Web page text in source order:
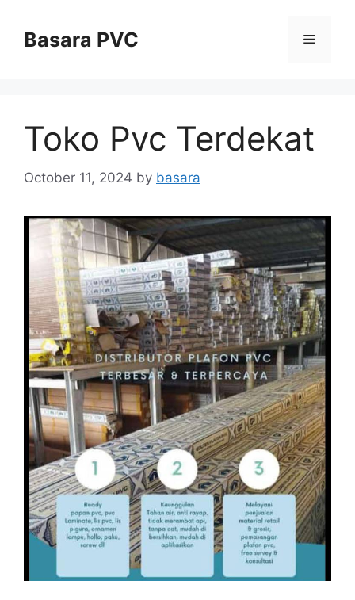
contentBasara PVC Menu
Toko Pvc Terdekat
October 11, 2024 by basara